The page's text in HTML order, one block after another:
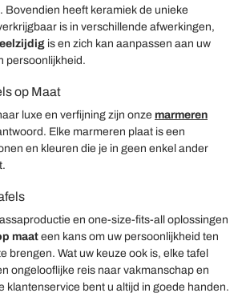
. Bovendien heeft keramiek de unieke
is in verschillende afwerkingen,
is en zich kan aanpassen aan uw
persoonlijkheid.
op Maat
luxe en verfijning zijn onze marmeren
Elke marmeren plaat is een
en kleuren die je in geen enkel ander
en one-size-fits-all oplossingen
maat een kans om uw persoonlijkheid ten
brengen. Wat uw keuze ook is, elke tafel
ongelooflijke reis naar vakmanschap en
klantenservice bent u altijd in goede handen.